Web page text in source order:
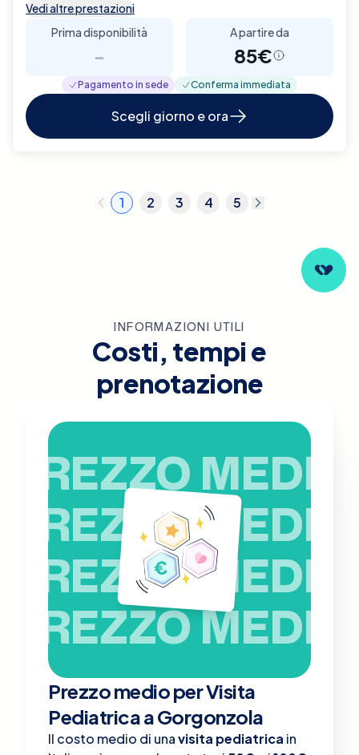
Vedi altre prestazioni
Prima disponibilità
-
A partire da
85€
Pagamento in sede Conferma immediata
Scegli giorno e ora
1 2 3 4 5
INFORMAZIONI UTILI
Costi, tempi e
prenotazione
PREZZO MEDIO
PREZZO MEDIO
PREZZO MEDIO
PREZZO MEDIO
Prezzo medio per Visita
Pediatrica a Gorgonzola
Il costo medio di unavisita pediatrica in